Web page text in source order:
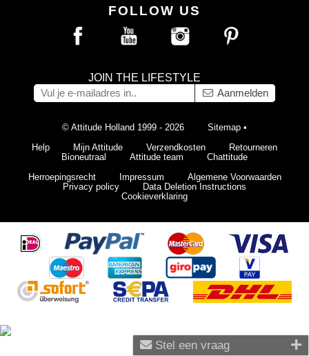
Stel een vraag
FOLLOW US
JOIN THE LIFESTYLE
Aanmelden
© Attitude Holland 1999 - 2026 Sitemap •
Help
Mijn Attitude Verzendkosten
Retourneren
Bioneutraal
Attitude team
Chattitude
Herroepingsrecht
Impressum
Algemene Voorwaarden
Privacy policy
Data Deletion Instructions
Cookieverklaring